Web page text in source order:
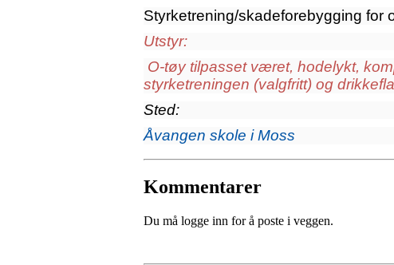
Styrketrening/skadeforebygging for
Utstyr:
O-tøy tilpasset været, hodelykt,
styrketreningen (valgfritt) og
Sted:
Åvangen skole i Moss
Kommentarer
Du må logge inn for å poste i veggen.